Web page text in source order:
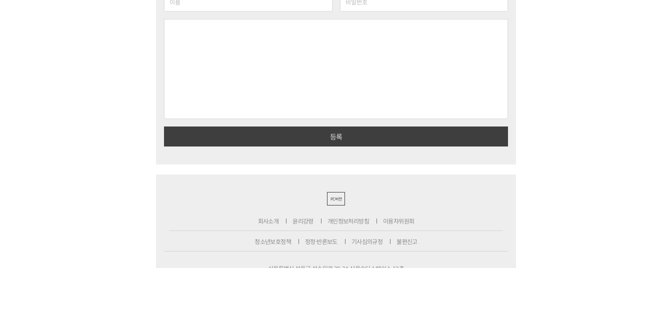
PC버전
회사소개 윤리강령 개인정보처리방침 이용자위원회
청소년보호정책 정정·반론보도 기사심의규정 불편신고
서울특별시 성동구 성수일로 39-34 서울숲더스페이스 12층